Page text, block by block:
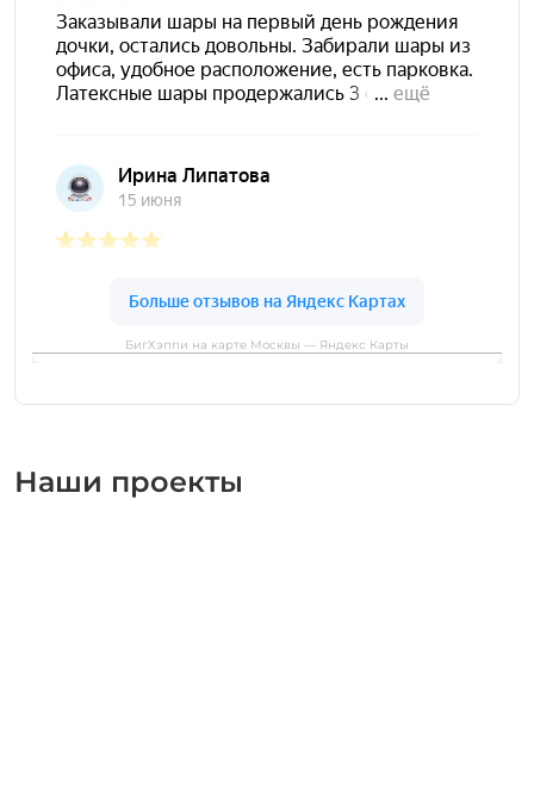
БигХэппи на карте Москвы — Яндекс Карты
Наши проекты